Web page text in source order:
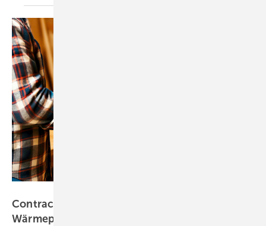
Contracting und Pachtmodelle:
Wärmepumpen ohne